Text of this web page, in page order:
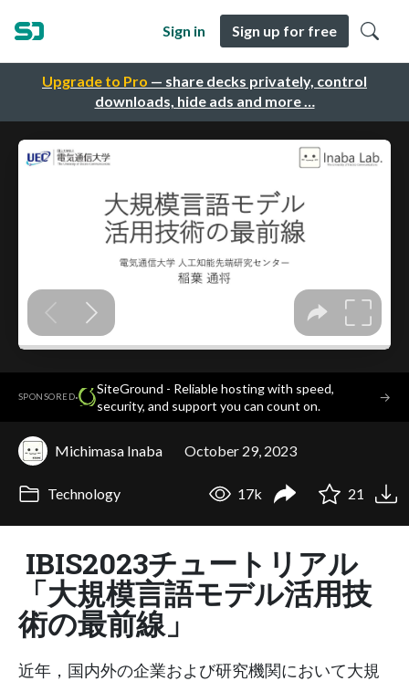
Upgrade to Pro — share decks privately, control
downloads, hide ads and more …
Sign in Sign up for free
SPONSORED·
SiteGround - Reliable hosting with speed,
security, and support you can count on.
→
Michimasa Inaba October 29, 2023
Technology 17k 21
IBIS2023チュートリアル
「大規模言語モデル活用技
術の最前線」
近年，国内外の企業および研究機関において大規